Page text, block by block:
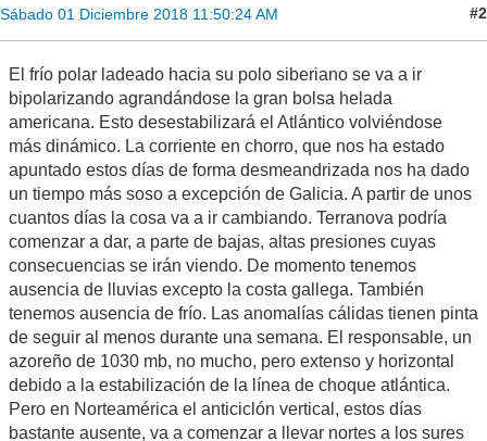
Sábado 01 Diciembre 2018 11:50:24 AM #2
El frío polar ladeado hacia su polo siberiano se va a ir
bipolarizando agrandándose la gran bolsa helada
americana. Esto desestabilizará el Atlántico volviéndose
más dinámico. La corriente en chorro, que nos ha estado
apuntado estos días de forma desmeandrizada nos ha dado
un tiempo más soso a excepción de Galicia. A partir de unos
cuantos días la cosa va a ir cambiando. Terranova podría
comenzar a dar, a parte de bajas, altas presiones cuyas
consecuencias se irán viendo. De momento tenemos
ausencia de lluvias excepto la costa gallega. También
tenemos ausencia de frío. Las anomalías cálidas tienen pinta
de seguir al menos durante una semana. El responsable, un
azoreño de 1030 mb, no mucho, pero extenso y horizontal
debido a la estabilización de la línea de choque atlántica.
Pero en Norteamérica el anticiclón vertical, estos días
bastante ausente, va a comenzar a llevar nortes a los sures